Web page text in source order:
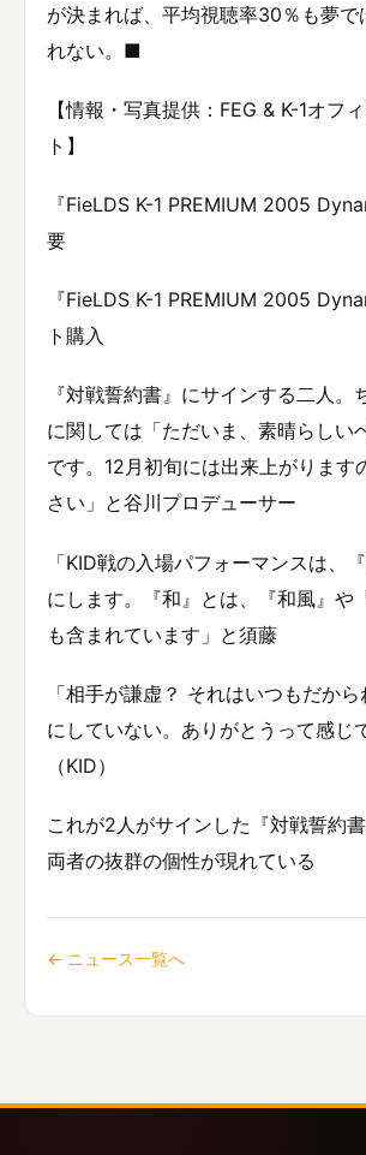
が決まれば、平均視聴率30％も夢で
れない。■
【情報・写真提供：FEG & K-1オフ
ト】
『FieLDS K-1 PREMIUM 2005
要
『FieLDS K-1 PREMIUM 2005
ト購入
『対戦誓約書』にサインする二人。
に関しては「ただいま、素晴らしい
です。12月初旬には出来上がります
さい」と谷川プロデューサー
「KID戦の入場パフォーマンスは、
にします。『和』とは、『和風』や
も含まれています」と須藤
「相手が謙虚？ それはいつもだか
にしていない。ありがとうって感じ
（KID）
これが2人がサインした『対戦誓約
両者の抜群の個性が現れている
← ニュース一覧へ